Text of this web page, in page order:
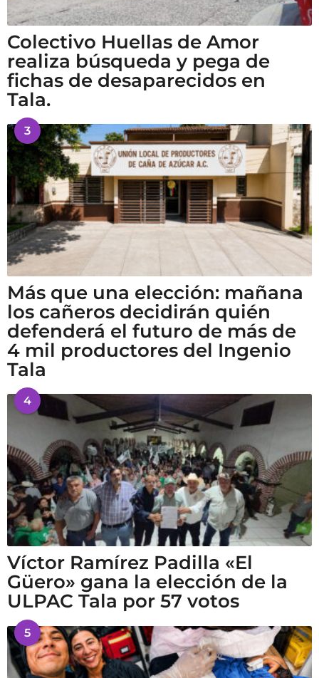
Colectivo Huellas de Amor
realiza búsqueda y pega de
fichas de desaparecidos en
Tala.
3
Más que una elección: mañana
los cañeros decidirán quién
defenderá el futuro de más de
4 mil productores del Ingenio
Tala
4
Víctor Ramírez Padilla «El
Güero» gana la elección de la
ULPAC Tala por 57 votos
5